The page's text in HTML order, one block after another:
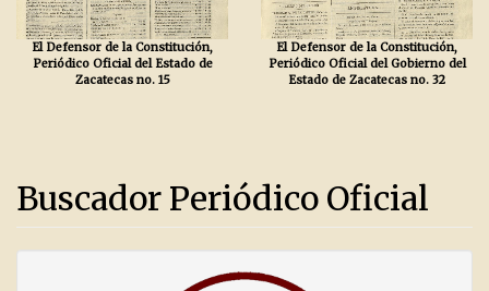
El Defensor de la Constitución,
Periódico Oficial del Estado de
Zacatecas no. 15
El Defensor de la Constitución,
Periódico Oficial del Gobierno del
Estado de Zacatecas no. 32
Buscador Periódico Oficial